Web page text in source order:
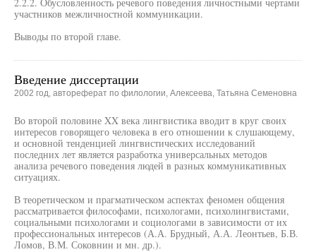
участников межличностной коммуникации.
Выводы по второй главе.
Введение диссертации
2002 год, автореферат по филологии, Алексеева, Татьяна Семеновна
Во второй половине XX века лингвистика вводит в круг своих
интересов говорящего человека в его отношении к слушающему,
и основной тенденцией лингвистических исследований
последних лет является разработка универсальных методов
анализа речевого поведения людей в разных коммуникативных
ситуациях.
В теоретическом и прагматическом аспектах феномен общения
рассматривается философами, психологами, психолингвистами,
социальными психологами и социологами в зависимости от их
профессиональных интересов (А.А. Брудный, А.А. Леонтьев, Б.В.
Ломов, В.М. Соковнин и мн. др.).